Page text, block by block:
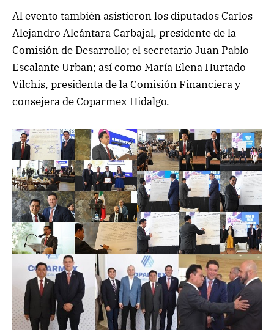
Al evento también asistieron los diputados Carlos
Alejandro Alcántara Carbajal, presidente de la
Comisión de Desarrollo; el secretario Juan Pablo
Escalante Urban; así como María Elena Hurtado
Vilchis, presidenta de la Comisión Financiera y
consejera de Coparmex Hidalgo.